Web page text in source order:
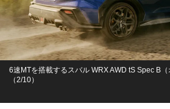
6速MTを搭載するスバル WRX AWD tS Spec B（
（2/10）